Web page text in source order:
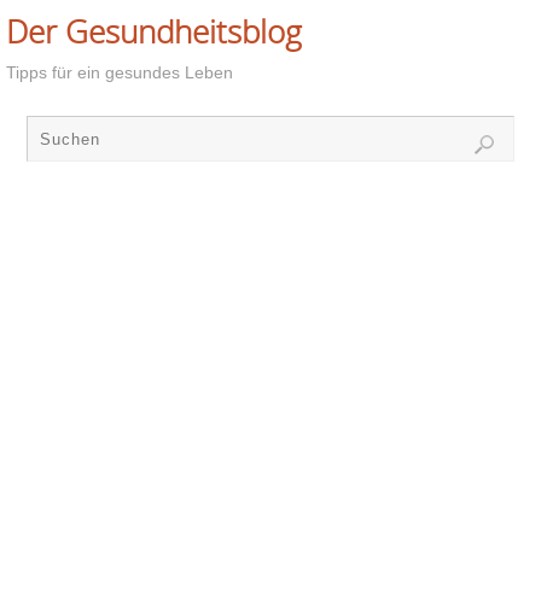
Der Gesundheitsblog
Tipps für ein gesundes Leben